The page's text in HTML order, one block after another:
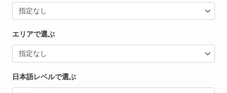
エリアで選ぶ
日本語レベルで選ぶ